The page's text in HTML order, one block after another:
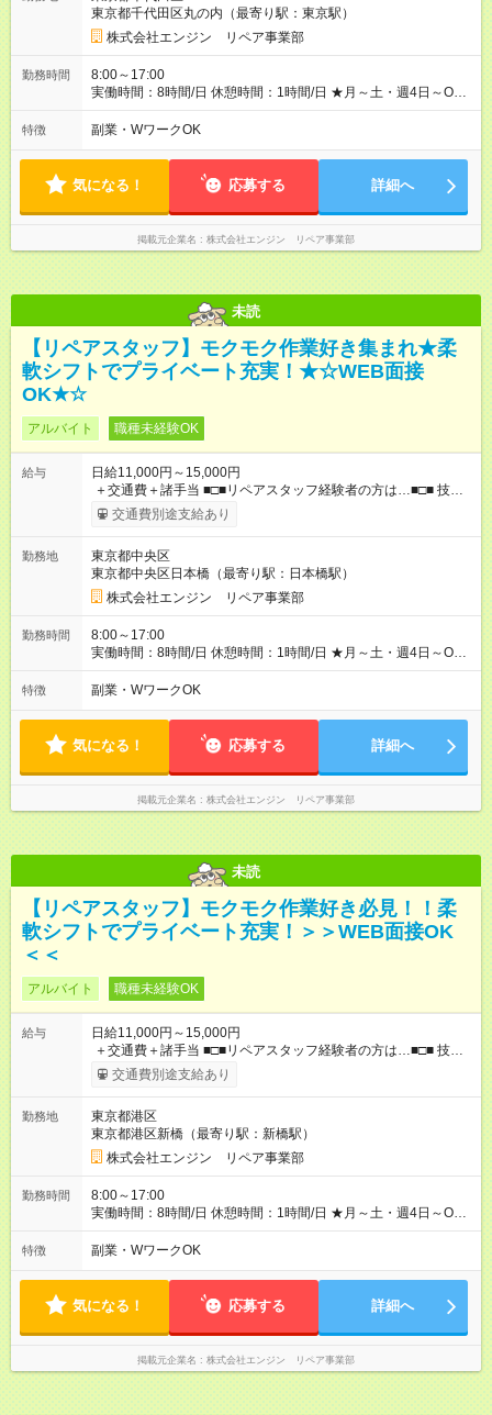
(2，000円/1日) ※宿泊を伴う現場の場合 ◆先輩スタッフの給与例
﹋﹋﹋﹋﹋﹋﹋﹋﹋﹋﹋ ・週5日勤務Aさん ＞＞日給11，000円
×20勤務 ＞＞月収22万円＋諸手当 【試用期間】試用期間あり 試
用期間の長さ：6ヶ月 ※ 雇用形態と給与に、本採用時と異なる部
分があります。 雇用形態：本採用時と同じです。 給与：日
円 121勤務目から日給1万1，000円～ となります。
::::: ::::: ::::: ::::: ::::: ::::::
東京都千代田区丸の内（最寄り駅：東京駅）
株式会社エンジン リペア事業部
勤務時間
8:00～17:00
実働時間：8時間/日 休憩時間：1時間/日 ★月～土・週4日～OK
★週5日入れる方大歓迎！※日時相談OK ★時期により連休取得も
可能！ ＼毎月希望シフト提出で働きやすい！／ 毎月20日までに
OK
特徴 副業・WワークOK
気になる！ 応募する 詳細へ
掲載元企業名 株式会社エンジン リペア事業部
未読
【リペアスタッフ】モクモク作業好き集まれ★柔
軟シフトでプライベート充実！★☆WEB面接
OK★☆
アルバイト 職種未経験OK
給与
日給11,000円～15,000円
＋交通費＋諸手当 ■□■リペアスタッフ経験者の方は…■□■ 技術
チェック後に日給を決定します！ ・現場数に応じて『日給が1.2
倍』！ ・その他手当により『1.5倍』になることも…！ ・その他
交通費規定支給 ◆残業手当あり ◆子供手当あり ◆宿泊手当あり
(2，000円/1日) ※宿泊を伴う現場の場合 ◆先輩スタッフの給与例
﹋﹋﹋﹋﹋﹋﹋﹋﹋﹋﹋ ・週5日勤務Aさん ＞＞日給11，000円
×20勤務 ＞＞月収22万円＋諸手当 【試用期間】試用期間あり 試
用期間の長さ：6ヶ月 ※ 雇用形態と給与に、本採用時と異なる部
分があります。 雇用形態：本採用時と同じです。 給与：日
円 121勤務目から日給1万1，000円～ となります。
::::: ::::: ::::: ::::: ::::: ::::::
交通費別途支給あり
勤務地
東京都中央区
東京都中央区日本橋（最寄り駅：日本橋駅）
株式会社エンジン リペア事業部
勤務時間
8:00～17:00
実働時間：8時間/日 休憩時間：1時間/日 ★月～土・週4日～OK
★週5日入れる方大歓迎！※日時相談OK ★時期により連休取得も
可能！ ＼毎月希望シフト提出で働きやすい！／ 毎月20日までに
OK
特徴 副業・WワークOK
気になる！ 応募する 詳細へ
掲載元企業名 株式会社エンジン リペア事業部
未読
【リペアスタッフ】モクモク作業好き必見！！柔
軟シフトでプライベート充実！＞＞WEB面接OK
＜＜
アルバイト 職種未経験OK
給与
日給11,000円～15,000円
＋交通費＋諸手当 ■□■リペアスタッフ経験者の方は…■□■ 技術
チェック後に日給を決定します！ ・現場数に応じて『日給が1.2
倍』！ ・その他手当により『1.5倍』になることも…！ ・その他
交通費規定支給 ◆残業手当あり ◆子供手当あり ◆宿泊手当あり
(2，000円/1日) ※宿泊を伴う現場の場合 ◆先輩スタッフの給与例
﹋﹋﹋﹋﹋﹋﹋﹋﹋﹋﹋ ・週5日勤務Aさん ＞＞日給11，000円
×20勤務 ＞＞月収22万円＋諸手当 【試用期間】試用期間あり 試
用期間の長さ：6ヶ月 ※ 雇用形態と給与に、本採用時と異なる部
分があります。 雇用形態：本採用時と同じです。 給与：日
円 121勤務目から日給1万1，000円～ となります。
::::: ::::: ::::: ::::: ::::: ::::::
交通費別途支給あり
勤務地
東京都港区
東京都港区新橋（最寄り駅：新橋駅）
株式会社エンジン リペア事業部
勤務時間
8:00～17:00
実働時間：8時間/日 休憩時間：1時間/日 ★月～土・週4日～OK
★週5日入れる方大歓迎！※日時相談OK ★時期により連休取得も
可能！ ＼毎月希望シフト提出で働きやすい！／ 毎月20日までに
OK
特徴 副業・WワークOK
気になる！ 応募する 詳細へ
掲載元企業名 株式会社エンジン リペア事業部